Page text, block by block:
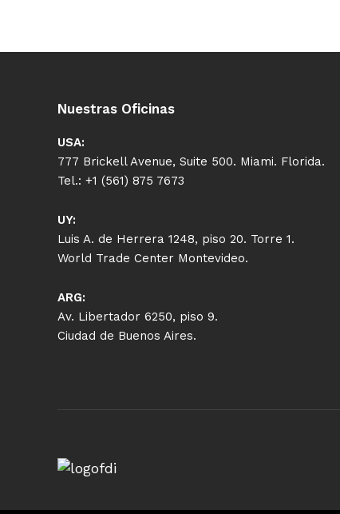
Nuestras Oficinas
USA:
777 Brickell Avenue, Suite 500. Miami. Florida.
Tel.: +1 (561) 875 7673
UY:
Luis A. de Herrera 1248, piso 20. Torre 1.
World Trade Center Montevideo.
ARG:
Av. Libertador 6250, piso 9.
Ciudad de Buenos Aires.